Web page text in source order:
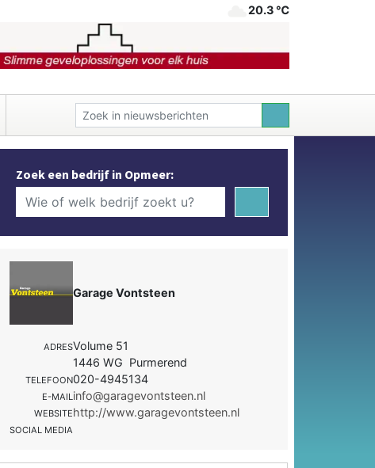
20.3 ℃
Zoek een bedrijf in Opmeer:
Garage Vontsteen
ADRESVolume 51
1446 WG Purmerend
TELEFOON020-4945134
E-MAILinfo@garagevontsteen.nl
WEBSITEhttp://www.garagevontsteen.nl
SOCIAL MEDIA